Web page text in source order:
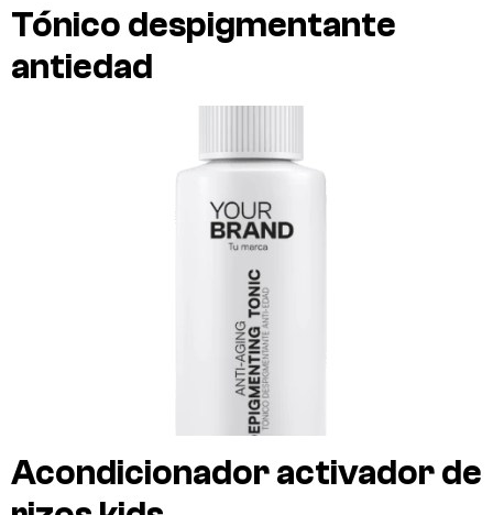
Tónico despigmentante
antiedad
Acondicionador activador de